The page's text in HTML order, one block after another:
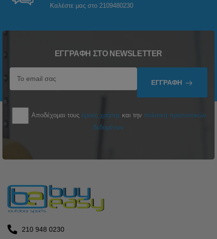
Καλέστε μας στο 2109480230
ΕΓΓΡΑΦΉ ΣΤΟ NEWSLETTER
ΕΓΓΡΑΦΉ
Αποδέχομαι τους όρους χρήσης και την πολιτική προσωπικών
δεδομένων
210 948 0230